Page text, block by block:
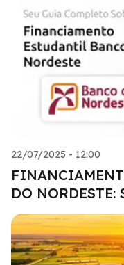
22/07/2025 - 12:00
DO NORDESTE: